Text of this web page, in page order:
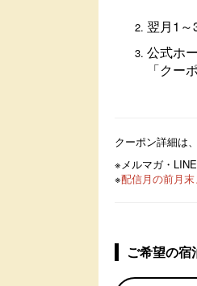
翌月1
公式ホ
「クー
クーポン詳細は
※メルマガ・
※配信月の前月
ご希望の宿